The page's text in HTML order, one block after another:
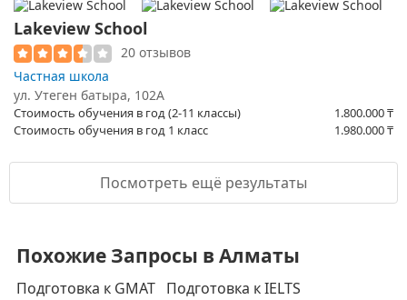
Lakeview School
20 отзывов
Частная школа
ул. Утеген батыра, 102А
Стоимость обучения в год (2-11 классы) 1.800.000₸
Стоимость обучения в год 1 класс
1.980.000₸
Посмотреть ещё результаты
Похожие Запросы в Алматы
Подготовка к GMAT Подготовка к IELTS